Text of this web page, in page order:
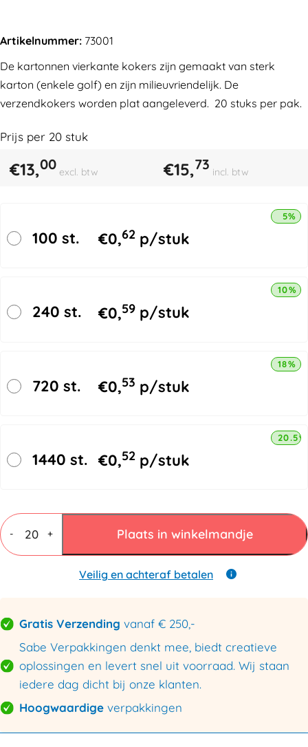
Artikelnummer: 73001
De kartonnen vierkante kokers zijn gemaakt van sterk
karton (enkele golf) en zijn milieuvriendelijk. De
verzendkokers worden plat aangeleverd. 20 stuks per pak.
Prijs per 20 stuk
€13,00 excl. btw €15,73 incl. btw
100 st. €0,62 p/stuk
5%
240 st. €0,59 p/stuk
10%
720 st. €0,53 p/stuk
18%
1440 st. €0,52 p/stuk
-
Vierkante
verzendkoker
120x120x430mm
aantal
+ Plaats in winkelmandje
Veilig en achteraf betalen
Gratis Verzending vanaf € 250,-
Sabe Verpakkingen denkt mee, biedt creatieve
oplossingen en levert snel uit voorraad. Wij staan
iedere dag dicht bij onze klanten.
Hoogwaardige verpakkingen